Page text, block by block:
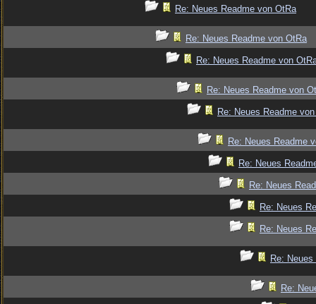
Re: Neues Readme von OtRa
Re: Neues Readme von OtRa
Re: Neues Readme von
Re: Neues Readme von
Re: Neues Readme
Re: Neues Readme
Re: Neues
Re: Neues
Re: Neues
Re: Neues
Re:
Re: